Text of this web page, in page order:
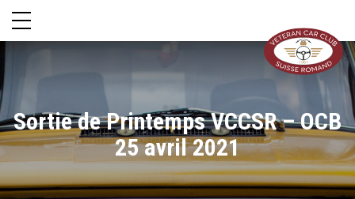
Sortie de Printemps VCCSR – OCB
25 avril 2021